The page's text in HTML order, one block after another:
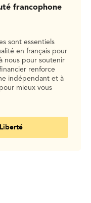
francophone
sont essentiels
en français pour
nous pour soutenir
renforce
indépendant et à
mieux vous